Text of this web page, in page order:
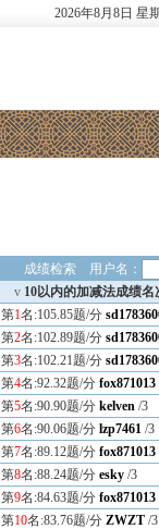
2026年8月 8日 星
成绩检索 用户名：
v 10以内的加减法成绩名
第1名:105.85题/分
第2名:102.89题/分
第3名:102.21题/分
第4名:92.32题/分 fox871013
第5名:90.90题/分 kelven /3
第6名:90.06题/分 lzp7461 /3
第7名:89.12题/分 fox871013
第8名:88.24题/分 esky /3
第9名:84.63题/分 fox871013
第10名:83.76题/分 ZWZT /3